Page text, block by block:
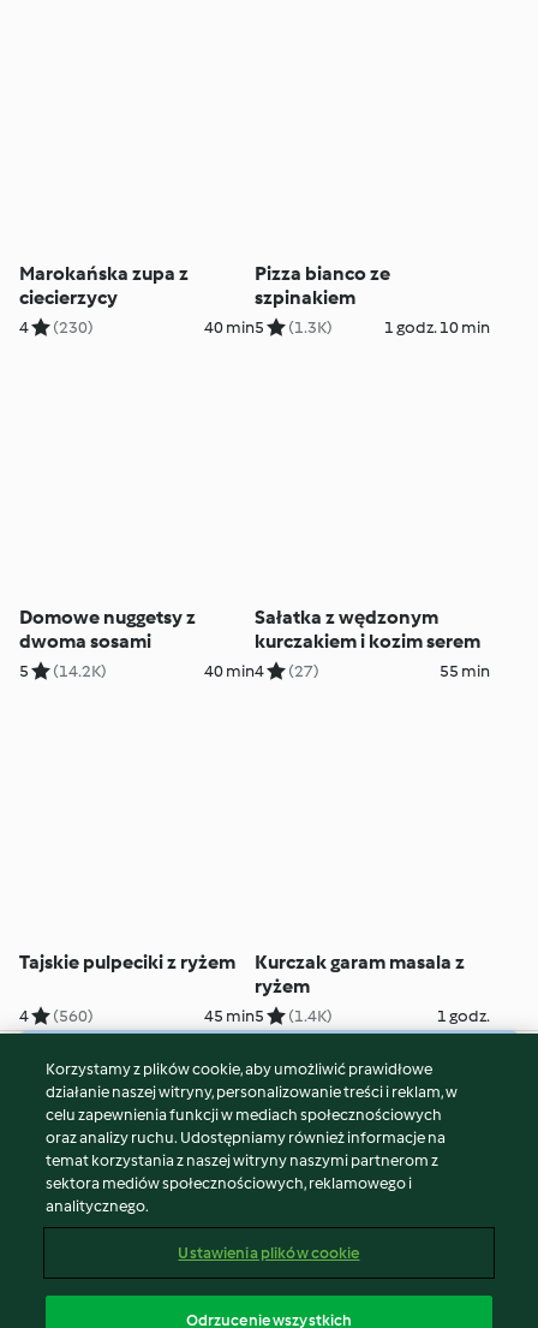
Marokańska zupa z
ciecierzycy
4 (230) 40 min
Pizza bianco ze
szpinakiem
5 (1.3K) 1 godz. 10 min
Domowe nuggetsy z
dwoma sosami
5 (14.2K) 40 min
Sałatka z wędzonym
kurczakiem i kozim serem
4 (27) 55 min
Tajskie pulpeciki z ryżem
4 (560) 45 min
Kurczak garam masala z
ryżem
5 (1.4K) 1 godz.
© Copyright 2026
Warunki korzystania
Polityka prywatności
Disclaimer
Znak wydawcy
Zgłoś treść
Korzystamy z plików cookie, aby umożliwić prawidłowe
działanie naszej witryny, personalizowanie treści i reklam, w
celu zapewnienia funkcji w mediach społecznościowych
oraz analizy ruchu. Udostępniamy również informacje na
temat korzystania z naszej witryny naszymi partnerom z
sektora mediów społecznościowych, reklamowego i
analitycznego.
Ustawienia plików cookie
Odrzucenie wszystkich